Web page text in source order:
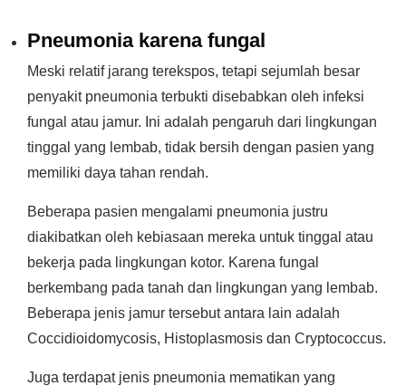
Pneumonia karena fungal
Meski relatif jarang terekspos, tetapi sejumlah besar
penyakit pneumonia terbukti disebabkan oleh infeksi
fungal atau jamur. Ini adalah pengaruh dari lingkungan
tinggal yang lembab, tidak bersih dengan pasien yang
memiliki daya tahan rendah.
Beberapa pasien mengalami pneumonia justru
diakibatkan oleh kebiasaan mereka untuk tinggal atau
bekerja pada lingkungan kotor. Karena fungal
berkembang pada tanah dan lingkungan yang lembab.
Beberapa jenis jamur tersebut antara lain adalah
Coccidioidomycosis, Histoplasmosis dan Cryptococcus.
Juga terdapat jenis pneumonia mematikan yang